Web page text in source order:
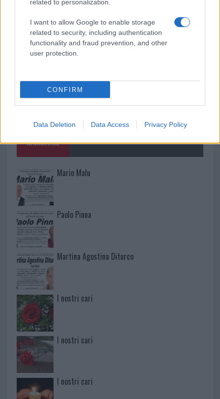
related to personalization.
I want to allow Google to enable storage
related to security, including authentication
functionality and fraud prevention, and other
user protection.
CONFIRM
Data Deletion Data Access Privacy Policy
Raid nelle campagne di Berchidda, rischio per
la rete elettrica
NECROLOGIE
Mario Malu
Paolo Pinna
Martina Agostina Diturco
I nostri cari
I nostri cari
I nostri cari